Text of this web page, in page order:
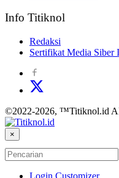
Info Titiknol
Redaksi
Sertifikat Media Siber
©2022-2026, ™Titiknol.id
×
Login Customizer